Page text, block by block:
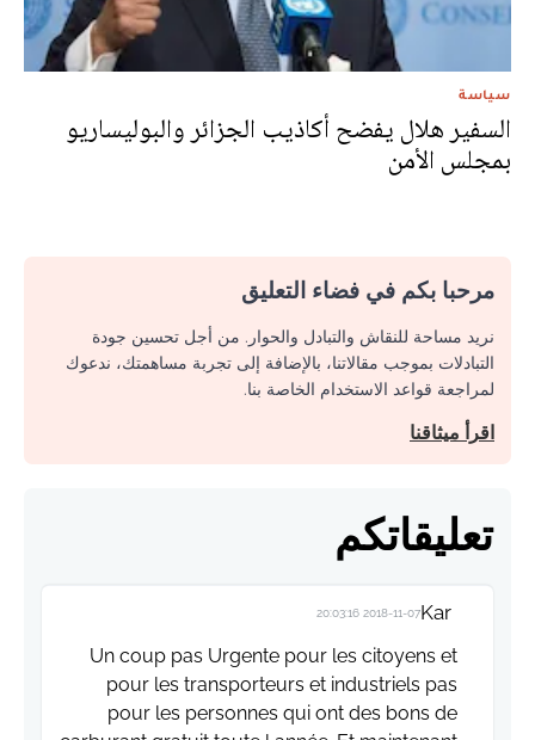
سياسة
السفير هلال يفضح أكاذيب الجزائر والبوليساريو
بمجلس الأمن
مرحبا بكم في فضاء التعليق
نريد مساحة للنقاش والتبادل والحوار. من أجل تحسين جودة
التبادلات بموجب مقالاتنا، بالإضافة إلى تجربة مساهمتك، ندعوك
لمراجعة قواعد الاستخدام الخاصة بنا.
اقرأ ميثاقنا
تعليقاتكم
Kar
2018-11-07 20:03:16
Un coup pas Urgente pour les citoyens et
pour les transporteurs et industriels pas
pour les personnes qui ont des bons de